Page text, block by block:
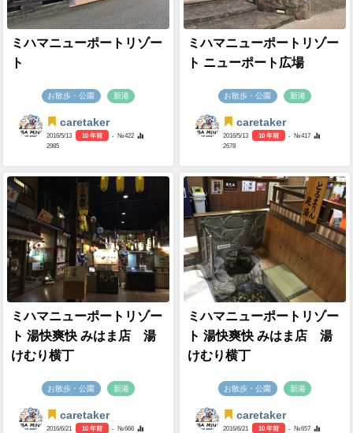
ミハマニューポートリゾー
ト
お散歩・公園 新港
caretaker
2016/5/13 10 年前
- №422
2985
ミハマニューポートリゾー
ト ニューポート広場
お散歩・公園 新港
caretaker
2016/5/13 10 年前
- №417
2678
ミハマニューポートリゾー
ト 湯快爽快 みはま店 湯
けむり横丁
お散歩・公園 新港
caretaker
2016/6/21 10 年前
- №666
ミハマニューポートリゾー
ト 湯快爽快 みはま店 湯
けむり横丁
お散歩・公園 新港
caretaker
2016/6/21 10 年前
- №657